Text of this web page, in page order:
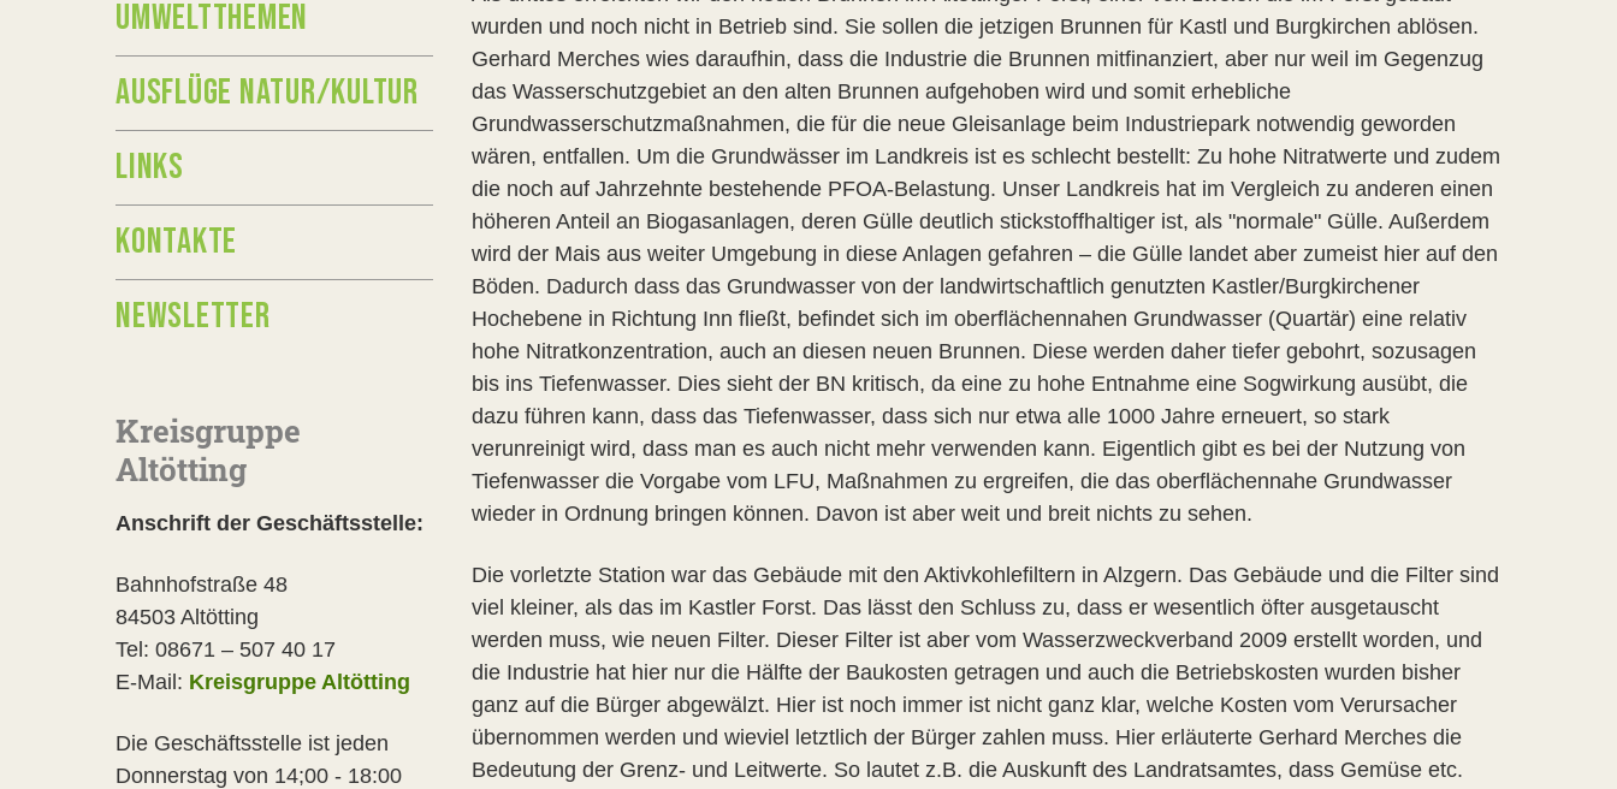
wurden und noch nicht in Betrieb sind. Sie sollen die jetzigen Brunnen für Kastl und Burgkirchen ablösen.
Gerhard Merches wies daraufhin, dass die Industrie die Brunnen mitfinanziert, aber nur weil im Gegenzug
das Wasserschutzgebiet an den alten Brunnen aufgehoben wird und somit erhebliche
Grundwasserschutzmaßnahmen, die für die neue Gleisanlage beim Industriepark notwendig geworden
wären, entfallen. Um die Grundwässer im Landkreis ist es schlecht bestellt: Zu hohe Nitratwerte und zudem
die noch auf Jahrzehnte bestehende PFOA-Belastung. Unser Landkreis hat im Vergleich zu anderen einen
höheren Anteil an Biogasanlagen, deren Gülle deutlich stickstoffhaltiger ist, als "normale" Gülle. Außerdem
wird der Mais aus weiter Umgebung in diese Anlagen gefahren – die Gülle landet aber zumeist hier auf den
Böden. Dadurch dass das Grundwasser von der landwirtschaftlich genutzten Kastler/Burgkirchener
Hochebene in Richtung Inn fließt, befindet sich im oberflächennahen Grundwasser (Quartär) eine relativ
hohe Nitratkonzentration, auch an diesen neuen Brunnen. Diese werden daher tiefer gebohrt, sozusagen
bis ins Tiefenwasser. Dies sieht der BN kritisch, da eine zu hohe Entnahme eine Sogwirkung ausübt, die
dazu führen kann, dass das Tiefenwasser, dass sich nur etwa alle 1000 Jahre erneuert, so stark
verunreinigt wird, dass man es auch nicht mehr verwenden kann. Eigentlich gibt es bei der Nutzung von
Tiefenwasser die Vorgabe vom LFU, Maßnahmen zu ergreifen, die das oberflächennahe Grundwasser
wieder in Ordnung bringen können. Davon ist aber weit und breit nichts zu sehen.
Die vorletzte Station war das Gebäude mit den Aktivkohlefiltern in Alzgern. Das Gebäude und die Filter sind
viel kleiner, als das im Kastler Forst. Das lässt den Schluss zu, dass er wesentlich öfter ausgetauscht
werden muss, wie neuen Filter. Dieser Filter ist aber vom Wasserzweckverband 2009 erstellt worden, und
die Industrie hat hier nur die Hälfte der Baukosten getragen und auch die Betriebskosten wurden bisher
ganz auf die Bürger abgewälzt. Hier ist noch immer ist nicht ganz klar, welche Kosten vom Verursacher
übernommen werden und wieviel letztlich der Bürger zahlen muss. Hier erläuterte Gerhard Merches die
Bedeutung der Grenz- und Leitwerte. So lautet z.B. die Auskunft des Landratsamtes, dass Gemüse etc.
UMWELTTHEMEN
AUSFLÜGE NATUR/KULTUR
LINKS
KONTAKTE
NEWSLETTER
Kreisgruppe
Altötting
Anschrift der Geschäftsstelle:
Bahnhofstraße 48
84503 Altötting
Tel: 08671 – 507 40 17
E-Mail: Kreisgruppe Altötting
Die Geschäftsstelle ist jeden
Donnerstag von 14;00 - 18:00